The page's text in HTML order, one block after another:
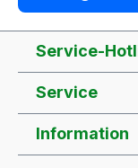
Service-
Service
Information